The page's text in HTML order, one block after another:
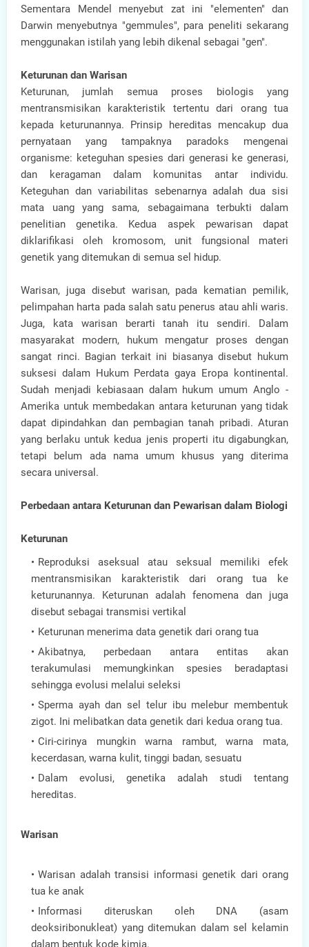
Sementara Mendel menyebut zat ini "elementen" dan
Darwin menyebutnya "gemmules", para peneliti sekarang
menggunakan istilah yang lebih dikenal sebagai "gen".
Keturunan dan Warisan
Keturunan, jumlah semua proses biologis yang
mentransmisikan karakteristik tertentu dari orang tua
kepada keturunannya. Prinsip hereditas mencakup dua
pernyataan yang tampaknya paradoks mengenai
organisme: keteguhan spesies dari generasi ke generasi,
dan keragaman dalam komunitas antar individu.
Keteguhan dan variabilitas sebenarnya adalah dua sisi
mata uang yang sama, sebagaimana terbukti dalam
penelitian genetika. Kedua aspek pewarisan dapat
diklarifikasi oleh kromosom, unit fungsional materi
genetik yang ditemukan di semua sel hidup.
Warisan, juga disebut warisan, pada kematian pemilik,
pelimpahan harta pada salah satu penerus atau ahli waris.
Juga, kata warisan berarti tanah itu sendiri. Dalam
masyarakat modern, hukum mengatur proses dengan
sangat rinci. Bagian terkait ini biasanya disebut hukum
suksesi dalam Hukum Perdata gaya Eropa kontinental.
Sudah menjadi kebiasaan dalam hukum umum Anglo -
Amerika untuk membedakan antara keturunan yang tidak
dapat dipindahkan dan pembagian tanah pribadi. Aturan
yang berlaku untuk kedua jenis properti itu digabungkan,
tetapi belum ada nama umum khusus yang diterima
secara universal.
Perbedaan antara Keturunan dan Pewarisan dalam Biologi
Keturunan
Reproduksi aseksual atau seksual memiliki efek
mentransmisikan karakteristik dari orang tua ke
keturunannya. Keturunan adalah fenomena dan juga
disebut sebagai transmisi vertikal
Keturunan menerima data genetik dari orang tua
Akibatnya, perbedaan antara entitas akan
terakumulasi memungkinkan spesies beradaptasi
sehingga evolusi melalui seleksi
Sperma ayah dan sel telur ibu melebur membentuk
zigot. Ini melibatkan data genetik dari kedua orang tua.
Ciri-cirinya mungkin warna rambut, warna mata,
kecerdasan, warna kulit, tinggi badan, sesuatu
Dalam evolusi, genetika adalah studi tentang
hereditas.
Warisan
Warisan adalah transisi informasi genetik dari orang
tua ke anak
Informasi diteruskan oleh DNA (asam
deoksiribonukleat) yang ditemukan dalam sel kelamin
dalam bentuk kode kimia.